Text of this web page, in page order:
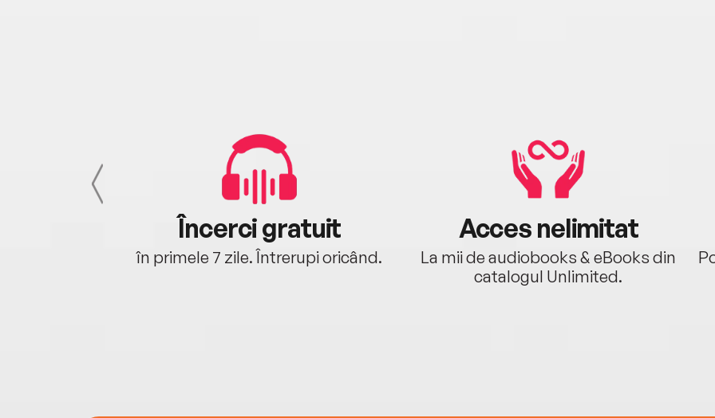
Încerci gratuit
în primele 7 zile. Întrerupi oricând.
Acces nelimitat
La mii de audiobooks & eBooks din
catalogul Unlimited.